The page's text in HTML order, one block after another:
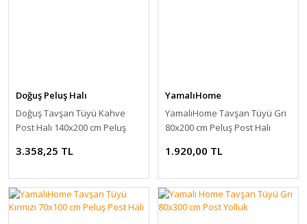
Doğuş Peluş Halı
Doğuş Tavşan Tüyü Kahve
Post Halı 140x200 cm Peluş
3.358,25 TL
YamalıHome
YamalıHome Tavşan Tüyü Gri
80x200 cm Peluş Post Halı
1.920,00 TL